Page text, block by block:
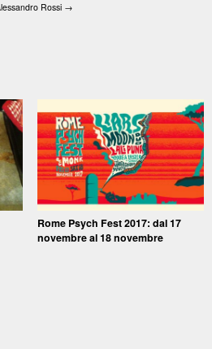
Rossi →
Rome Psych Fest 2017: dal 17
novembre al 18 novembre